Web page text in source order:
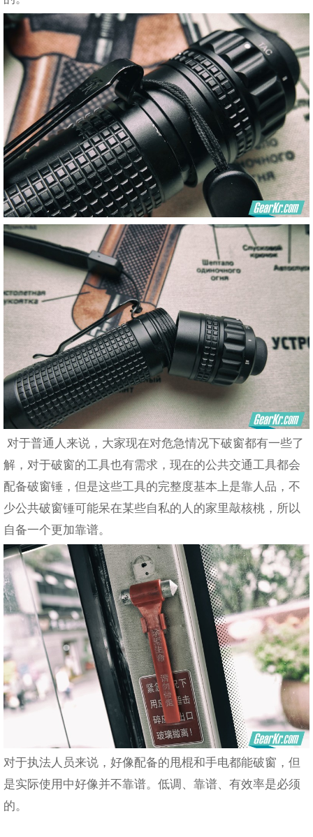
对于普通人来说，大家现在对危急情况下破窗都有一些了
解，对于破窗的工具也有需求，现在的公共交通工具都会
配备破窗锤，但是这些工具的完整度基本上是靠人品，不
少公共破窗锤可能呆在某些自私的人的家里敲核桃，所以
自备一个更加靠谱。
对于执法人员来说，好像配备的甩棍和手电都能破窗，但
是实际使用中好像并不靠谱。低调、靠谱、有效率是必须
的。